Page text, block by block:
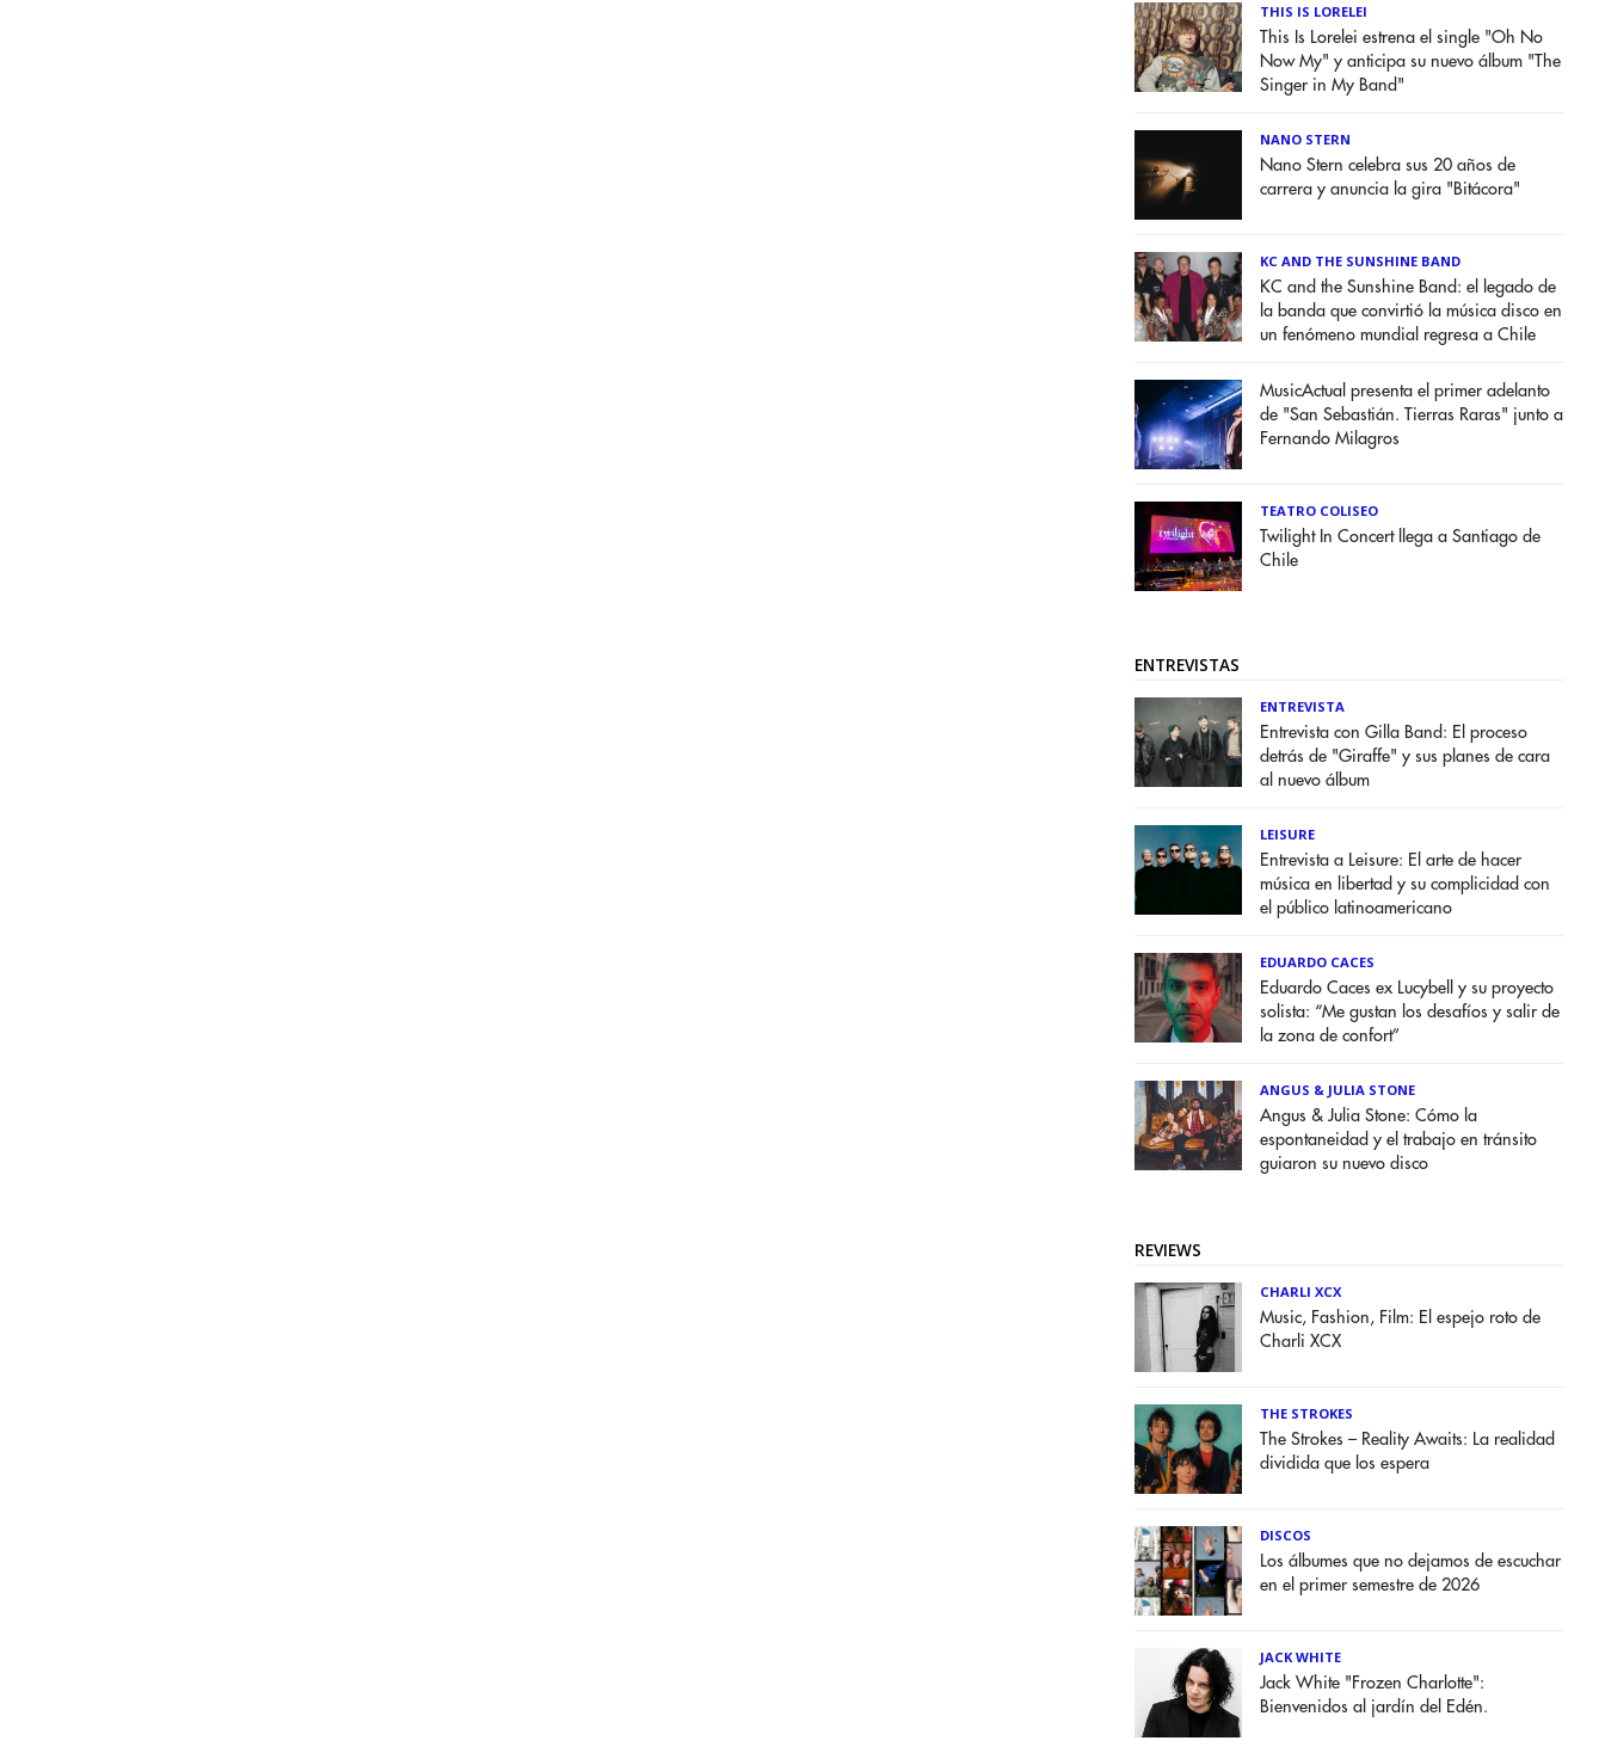
THIS IS LORELEI
This Is Lorelei estrena el single "Oh No
Now My" y anticipa su nuevo álbum "The
Singer in My Band"
NANO STERN
Nano Stern celebra sus 20 años de
carrera y anuncia la gira "Bitácora"
KC AND THE SUNSHINE BAND
KC and the Sunshine Band: el legado de
la banda que convirtió la música disco en
un fenómeno mundial regresa a Chile
MusicActual presenta el primer adelanto
de "San Sebastián. Tierras Raras" junto a
Fernando Milagros
TEATRO COLISEO
Twilight In Concert llega a Santiago de
Chile
ENTREVISTAS
ENTREVISTA
Entrevista con Gilla Band: El proceso
detrás de "Giraffe" y sus planes de cara
al nuevo álbum
LEISURE
Entrevista a Leisure: El arte de hacer
música en libertad y su complicidad con
el público latinoamericano
EDUARDO CACES
Eduardo Caces ex Lucybell y su proyecto
solista: “Me gustan los desafíos y salir de
la zona de confort”
ANGUS & JULIA STONE
Angus & Julia Stone: Cómo la
espontaneidad y el trabajo en tránsito
guiaron su nuevo disco
REVIEWS
CHARLI XCX
Music, Fashion, Film: El espejo roto de
Charli XCX
THE STROKES
The Strokes – Reality Awaits: La realidad
dividida que los espera
DISCOS
Los álbumes que no dejamos de escuchar
en el primer semestre de 2026
JACK WHITE
Jack White "Frozen Charlotte":
Bienvenidos al jardín del Edén.